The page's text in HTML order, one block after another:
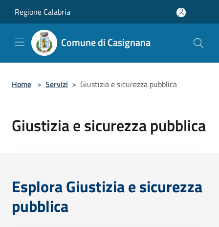
Regione Calabria
Comune di Casignana
Home > Servizi > Giustizia e sicurezza pubblica
Giustizia e sicurezza pubblica
Esplora Giustizia e sicurezza
pubblica